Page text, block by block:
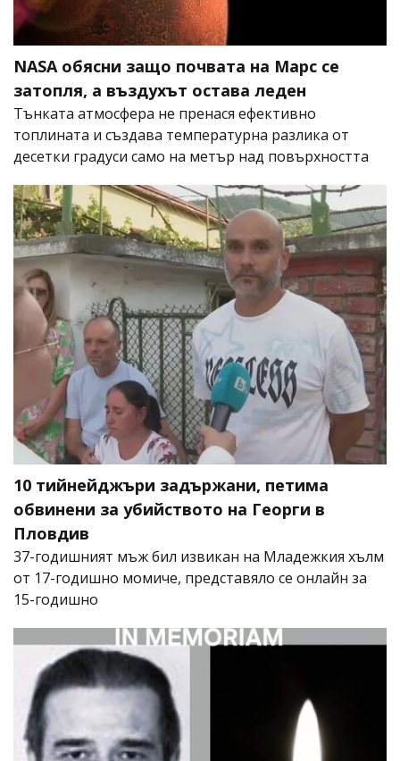
NASA обясни защо почвата на Марс се
затопля, а въздухът остава леден
Тънката атмосфера не пренася ефективно
топлината и създава температурна разлика от
десетки градуси само на метър над повърхността
10 тийнейджъри задържани, петима
обвинени за убийството на Георги в
Пловдив
37-годишният мъж бил извикан на Младежкия хълм
от 17-годишно момиче, представяло се онлайн за
15-годишно